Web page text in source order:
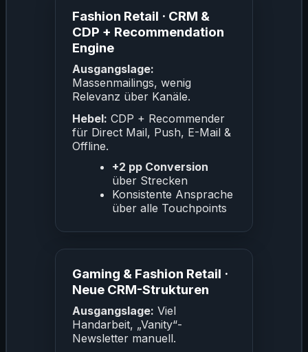
Fashion Retail · CRM &
CDP + Recommendation
Engine
Ausgangslage:
Massenmailings, wenig
Relevanz über Kanäle.
Hebel: CDP + Recommender
für Direct Mail, Push, E-Mail &
Offline.
+2 pp Conversion
über Strecken
Konsistente Ansprache
über alle Touchpoints
Gaming & Fashion Retail ·
Neue CRM-Strukturen
Ausgangslage: Viel
Handarbeit, „Vanity“-
Newsletter manuell.